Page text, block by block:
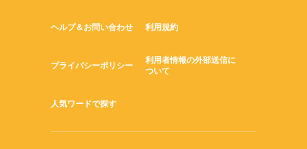
ヘルプ＆お問い合わせ 利用規約
プライバシーポリシー
利用者情報の外部送信に
ついて
人気ワードで探す